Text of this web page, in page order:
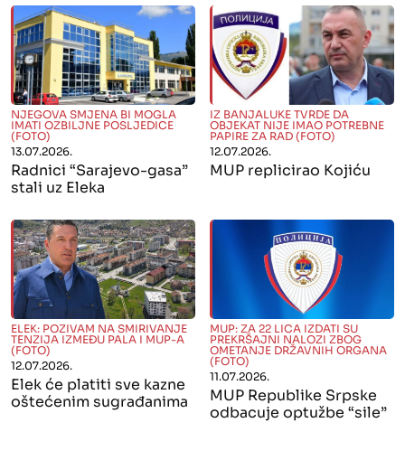
" alt="">
NJEGOVA SMJENA BI MOGLA
IMATI OZBILJNE POSLJEDICE
(FOTO)
13.07.2026.
Radnici “Sarajevo-gasa”
stali uz Eleka
" alt="">
IZ BANJALUKE TVRDE DA
OBJEKAT NIJE IMAO POTREBNE
PAPIRE ZA RAD (FOTO)
12.07.2026.
MUP replicirao Kojiću
" alt="">
ELEK: POZIVAM NA SMIRIVANJE
TENZIJA IZMEĐU PALA I MUP-A
(FOTO)
12.07.2026.
Elek će platiti sve kazne
oštećenim sugrađanima
" alt="">
MUP: ZA 22 LICA IZDATI SU
PREKRŠAJNI NALOZI ZBOG
OMETANJE DRŽAVNIH ORGANA
(FOTO)
11.07.2026.
MUP Republike Srpske
odbacuje optužbe “sile”